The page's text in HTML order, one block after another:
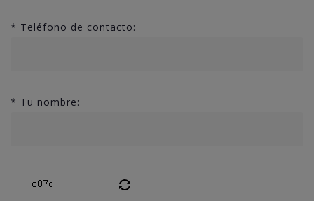
* Teléfono de contacto:
* Tu nombre: